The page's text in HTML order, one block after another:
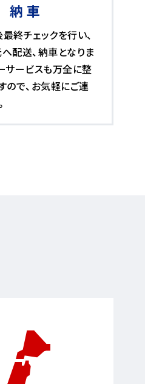
納 車
終チェックを行い、
配送、納車となりま
サービスも万全に整
ので、お気軽にご連